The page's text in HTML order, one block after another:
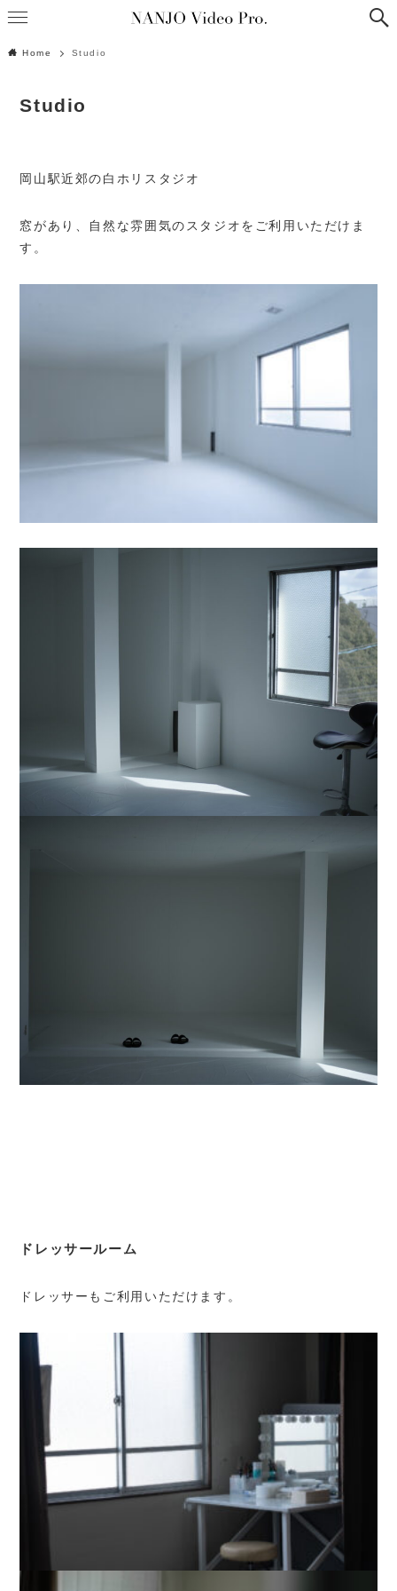
Home Studio
Studio
岡山駅近郊の白ホリスタジオ
窓があり、自然な雰囲気のスタジオをご利用いただけま
す。
ドレッサールーム
ドレッサーもご利用いただけます。